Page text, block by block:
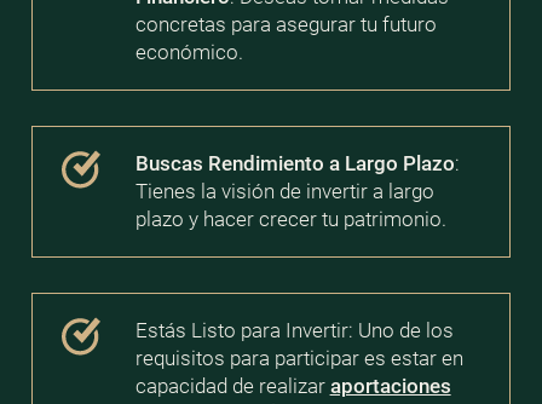
concretas para asegurar tu futuro
económico.
Buscas Rendimiento a Largo Plazo:
Tienes la visión de invertir a largo
plazo y hacer crecer tu patrimonio.
Estás Listo para Invertir: Uno de los
requisitos para participar es estar en
capacidad de realizar aportaciones